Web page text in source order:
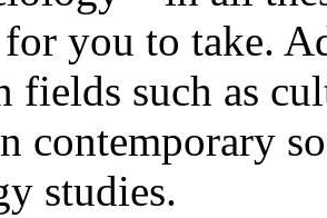
you to take.
fields such as
contemporary
studies.